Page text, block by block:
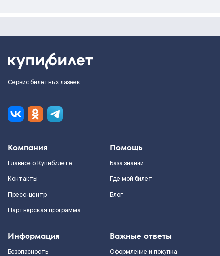
Сервис билетных лазеек
Компания
Главное о Купибилете
Контакты
Пресс-центр
Партнерская программа
Помощь
База знаний
Где мой билет
Блог
Информация
Безопасность
Важные ответы
Оформление и покупка